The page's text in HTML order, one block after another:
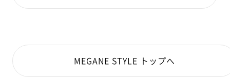
MEGANE STYLE トップへ